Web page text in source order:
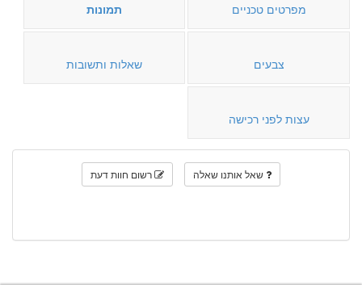
מפרטים טכניים תמונות
צבעים שאלות ותשובות
עצות לפני רכישה
שאל אותנו שאלה רשום חוות דעת